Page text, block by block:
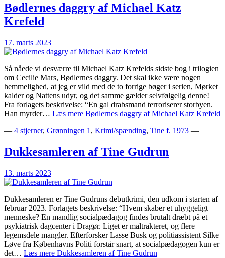
Bødlernes daggry af Michael Katz
Krefeld
17. marts 2023
Så nåede vi desværre til Michael Katz Krefelds sidste bog i trilogien
om Cecilie Mars, Bødlernes daggry. Det skal ikke være nogen
hemmelighed, at jeg er vild med de to forrige bøger i serien, Mørket
kalder og Nattens udyr, og det samme gælder selvfølgelig denne!
Fra forlagets beskrivelse: “En gal drabsmand terroriserer storbyen.
Han myrder… Læs mere Bødlernes daggry af Michael Katz Krefeld
— 4 stjerner, Grønningen 1 , Krimi/spænding, Tine f. 1973 —
Dukkesamleren af Tine Gudrun
13. marts 2023
Dukkesamleren er Tine Gudruns debutkrimi, den udkom i starten af
februar 2023. Forlagets beskrivelse: “Hvem skaber et uhyggeligt
menneske? En mandlig socialpædagog findes brutalt dræbt på et
psykiatrisk dagcenter i Dragør. Liget er maltrakteret, og flere
legemsdele mangler. Efterforsker Lasse Busk og politiassistent Silke
Løve fra Københavns Politi forstår snart, at socialpædagogen kun er
det… Læs mere Dukkesamleren af Tine Gudrun